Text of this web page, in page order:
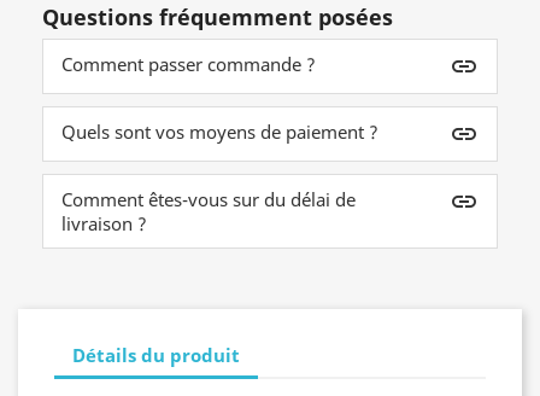
Questions fréquemment posées
Comment passer commande ? insert_link
Quels sont vos moyens de paiement ? insert_link
Comment êtes-vous sur du délai de
livraison ?
insert_link
Détails du produit